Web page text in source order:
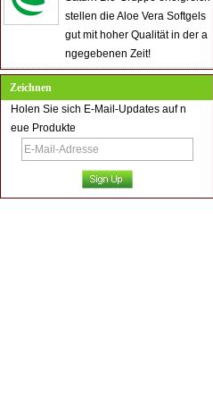
stellen die Aloe Vera Softgels
gut mit hoher Qualität in der a
ngegebenen Zeit!
Zeichnen
Holen Sie sich E-Mail-Updates auf n
eue Produkte